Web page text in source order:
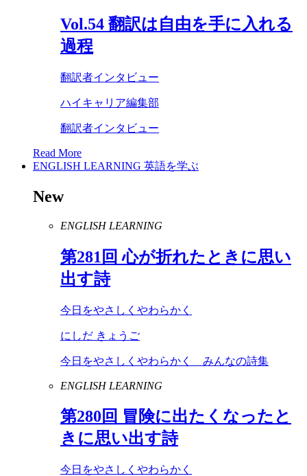
Vol.54 翻訳は自由を手に入れる
過程
翻訳者インタビュー
ハイキャリア編集部
翻訳者インタビュー
Read More
ENGLISH LEARNING 英語を学ぶ
New
ENGLISH LEARNING
第281 回 心が折れたときに思い
出す詩
今日をやさしくやわらかく
にしだ きょうご
今日をやさしくやわらかく みんなの詩集
ENGLISH LEARNING
第280回 冒険に出たくなったと
きに思い出す詩
今日をやさしくやわらかく